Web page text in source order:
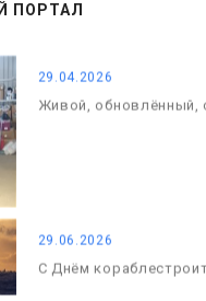
ПОРТАЛ
С Днём Победы.
29.04.2026
Живой, обновлённый,
29.06.2026
С Днём